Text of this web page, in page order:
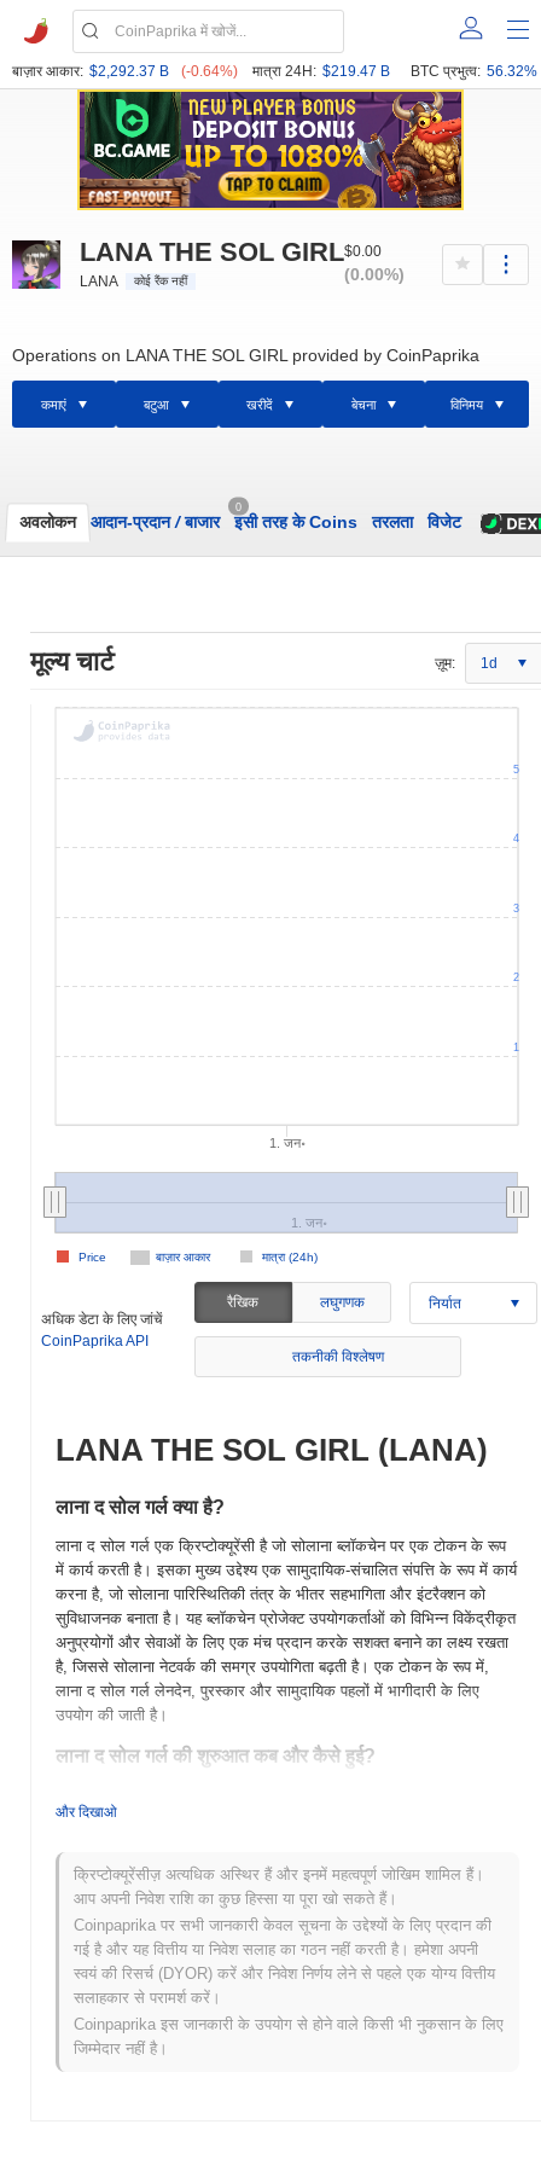
बाज़ार आकार: $2,292.37 B (-0.64%) मात्रा 24H: $219.47 B BTC प्रभुत्व: 56.32%
LANA THE SOL GIRL
LANA कोई रैंक नहीं
$0.00
(0.00%)
Operations on LANA THE SOL GIRL provided by CoinPaprika
कमाएं बटुआ खरीदें बेचना विनिमय
अवलोकन आदान-प्रदान/बाजार
0
इसी तरह के Coins तरलता विजेट
मूल्य चार्ट ज़ूम: 1d
1. जन॰
बाज़ार आकार मात्रा (24h)
Price
1. जन॰
1
2
3
4
5
अधिक डेटा के लिए जांचें
CoinPaprika API
रैखिक लघुगणक निर्यात
तकनीकी विश्लेषण
LANA THE SOL GIRL (LANA)
लाना द सोल गर्ल क्या है?
लाना द सोल गर्ल एक क्रिप्टोक्यूरेंसी है जो सोलाना ब्लॉकचेन पर एक टोकन के रूप
में कार्य करती है। इसका मुख्य उद्देश्य एक सामुदायिक-संचालित संपत्ति के रूप में कार्य
करना है, जो सोलाना पारिस्थितिकी तंत्र के भीतर सहभागिता और इंटरैक्शन को
सुविधाजनक बनाता है। यह ब्लॉकचेन प्रोजेक्ट उपयोगकर्ताओं को विभिन्न विकेंद्रीकृत
अनुप्रयोगों और सेवाओं के लिए एक मंच प्रदान करके सशक्त बनाने का लक्ष्य रखता
है, जिससे सोलाना नेटवर्क की समग्र उपयोगिता बढ़ती है। एक टोकन के रूप में,
लाना द सोल गर्ल लेनदेन, पुरस्कार और सामुदायिक पहलों में भागीदारी के लिए
उपयोग की जाती है।
लाना द सोल गर्ल की शुरुआत कब और कैसे हुई?
में लॉन्च की गई थी। इसे उत्साही डेवलपर्स और कलाकारों की एक टीम द्वारा बनाया
है। इस प्रोजेक्ट ने विभिन्न विकेंद्रीकृत एक्सचेंजों पर अपनी प्रारंभिक लिस्टिंग के
साथ गति प्राप्त की, जिसने एनएफटी बाजार में इसकी उपस्थिति स्थापित करने में
मदद की।
लाना द सोल गर्ल के लिए आगे क्या है?
लाना द सोल गर्ल अपने रोडमैप के माध्यम से प्रगति करते हुए रोमांचक विकास के
लिए तैयार है। आगामी विशेषताओं में उपयोगकर्ता सहभागिता को बढ़ाने और इसके
पारिस्थितिकी तंत्र का विस्तार करने के लिए नए सामुदायिक-संचालित पहलों का
लॉन्च शामिल है। टीम अधिक विकेंद्रीकृत अनुप्रयोगों को एकीकृत करने पर ध्यान
और दिखाओ
क्रिप्टोक्यूरेंसीज़ अत्यधिक अस्थिर हैं और इनमें महत्वपूर्ण जोखिम शामिल हैं।
आप अपनी निवेश राशि का कुछ हिस्सा या पूरा खो सकते हैं।
Coinpaprika पर सभी जानकारी केवल सूचना के उद्देश्यों के लिए प्रदान की
गई है और यह वित्तीय या निवेश सलाह का गठन नहीं करती है। हमेशा अपनी
स्वयं की रिसर्च (DYOR) करें और निवेश निर्णय लेने से पहले एक योग्य वित्तीय
सलाहकार से परामर्श करें।
Coinpaprika इस जानकारी के उपयोग से होने वाले किसी भी नुकसान के लिए
जिम्मेदार नहीं है।